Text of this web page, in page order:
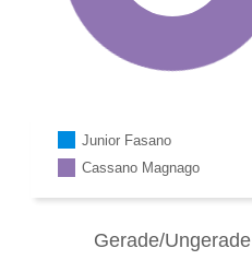
Junior Fasano
Cassano Magnago
Gerade/Ungerade